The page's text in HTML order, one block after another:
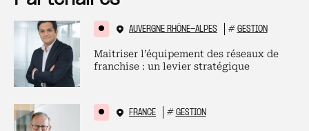
AUVERGNE RHÔNE-ALPES # GESTION
Maitriser l’équipement des réseaux de
franchise : un levier stratégique
FRANCE # GESTION